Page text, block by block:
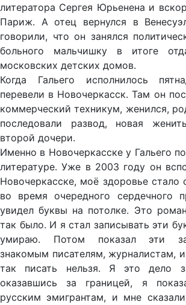
литератора Сергея Юрьенена и
Париж. А отец вернулся в
говорили, что он занялся
больного мальчишку в итоге
московских детских домов.
Когда Гальего исполнилось
перевели в Новочеркасск. Там он
коммерческий техникум, женился,
последовали развод, новая
второй дочери.
Именно в Новочеркасске у Гальего
литературе. Уже в 2003 году он
Новочеркасске, моё здоровье стало
во время очередного сердечного
увидел буквы на потолке. Это
так было. И я стал записывать эти
умираю. Потом показал эти
знакомым писателям, журналистам,
так писать нельзя. Я это дело
оказавшись за границей, я
русским эмигрантам, и мне